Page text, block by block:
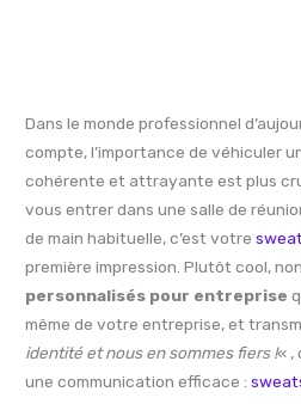
Dans le monde professionnel
compte, l’importance de véhiculer
cohérente et attrayante est plus
vous entrer dans une salle de
de main habituelle, c’est votre
première impression. Plutôt cool,
personnalisés pour entreprise
même de votre entreprise, et
identité et nous en sommes fiers !« ,
une communication efficace :